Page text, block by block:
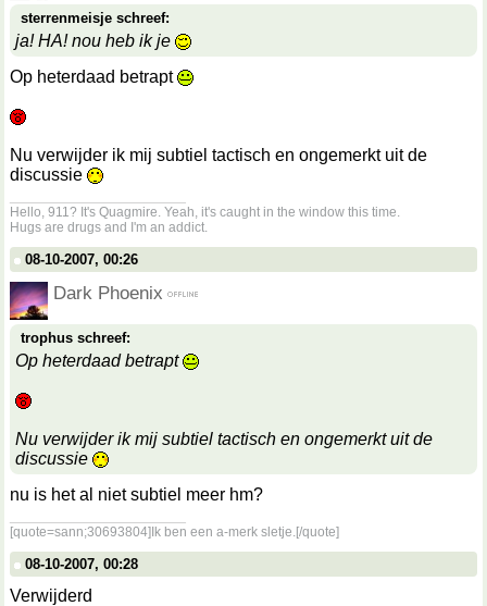
sterrenmeisje schreef:
ja! HA! nou heb ik je
Op heterdaad betrapt
Nu verwijder ik mij subtiel tactisch en ongemerkt uit de
discussie
Hello, 911? It's Quagmire. Yeah, it's caught in the window this time.
Hugs are drugs and I'm an addict.
08-10-2007, 00:26
Dark Phoenix
trophus schreef:
Op heterdaad betrapt
Nu verwijder ik mij subtiel tactisch en ongemerkt uit de
discussie
nu is het al niet subtiel meer hm?
[quote=sann;30693804]Ik ben een a-merk sletje.[/quote]
08-10-2007, 00:28
Verwijderd